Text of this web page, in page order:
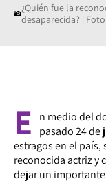
¿Quién fue la
desaparecida? |
E
n medio del
pasado 24 de
estragos en el
reconocida actriz y
dejar un